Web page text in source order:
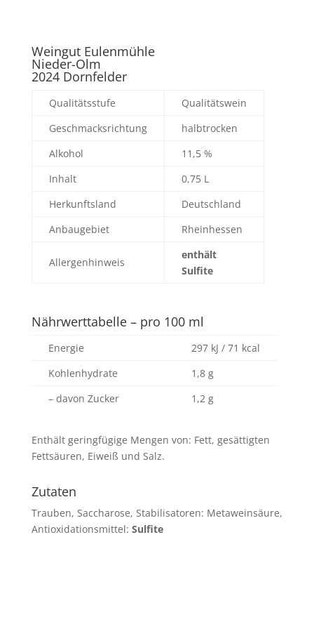
Weingut Eulenmühle
Nieder-Olm
2024 Dornfelder
Qualitätsstufe
Qualitätswein
Geschmacksrichtung
halbtrocken
Alkohol
11,5 %
Inhalt
0,75 L
Herkunftsland
Deutschland
Anbaugebiet
Rheinhessen
Allergenhinweis
enthält
Sulfite
Nährwerttabelle – pro 100 ml
Energie
297 kJ / 71 kcal
Kohlenhydrate
1,8 g
– davon Zucker
1,2 g
Enthält geringfügige Mengen von: Fett, gesättigten
Fettsäuren, Eiweiß und Salz.
Zutaten
Trauben, Saccharose, Stabilisatoren: Metaweinsäure,
Antioxidationsmittel: Sulfite